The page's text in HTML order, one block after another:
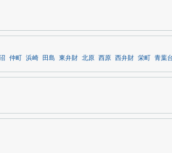
仲町 浜崎 田島 東弁財 北原 西原 西弁財 栄町 青葉